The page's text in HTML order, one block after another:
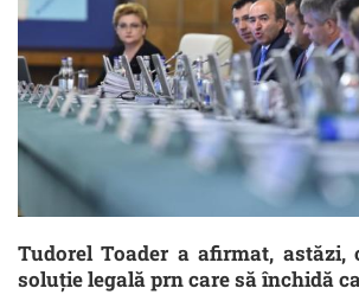
Tudorel Toader a afirmat, astăzi,
soluție legală prn care să închidă